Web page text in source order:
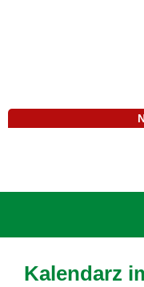
Kalendarz